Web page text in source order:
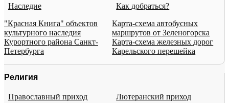
Наследие
"Красная Книга" объектов
культурного наследия
Курортного района Санкт-
Петербурга
Как добраться?
Карта-схема автобусных
маршрутов от Зеленогорска
Карта-схема железных дорог
Карельского перешейка
Религия
Православный приход
Лютеранский приход